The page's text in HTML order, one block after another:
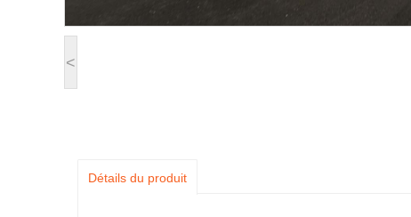
<
Détails du produit